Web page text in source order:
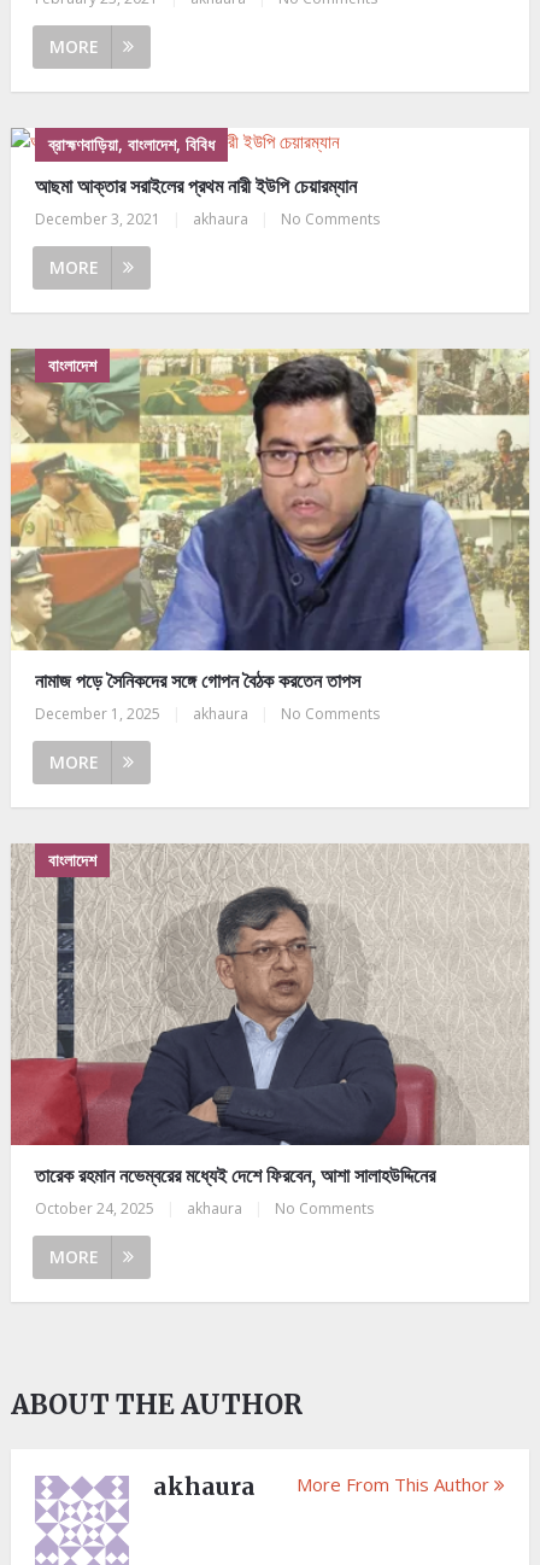
MORE
ব্রাহ্মণবাড়িয়া, বাংলাদেশ, বিবিধ
আছমা আক্তার সরাইলের প্রথম নারী ইউপি চেয়ারম্যান
December 3, 2021 akhaura No Comments
MORE
বাংলাদেশ
নামাজ পড়ে সৈনিকদের সঙ্গে গোপন বৈঠক করতেন তাপস
December 1, 2025 akhaura No Comments
MORE
বাংলাদেশ
তারেক রহমান নভেম্বরের মধ্যেই দেশে ফিরবেন, আশা সালাহউদ্দিনের
October 24, 2025 akhaura No Comments
MORE
ABOUT THE AUTHOR
akhaura More From This Author